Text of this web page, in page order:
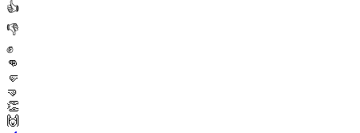
👍
👎
✊
👊
🤛
🤜
👏
🙌